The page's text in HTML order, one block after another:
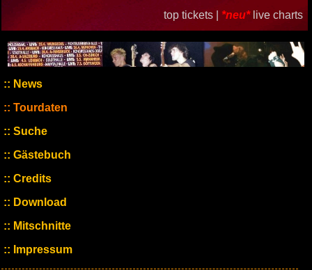
top tickets | *neu* live charts
News
Tourdaten
Suche
Gästebuch
Credits
Download
Mitschnitte
Impressum